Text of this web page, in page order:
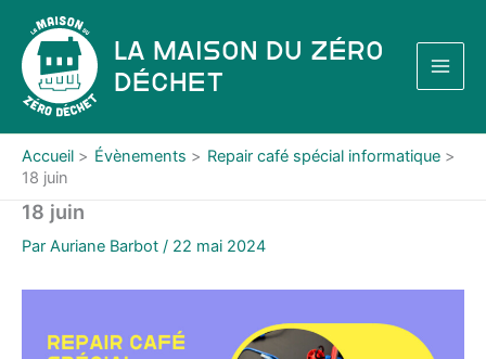
contenu
La Maison du Zéro
Déchet
Accueil Évènements
Repair café spécial informatique
18 juin
18 juin
Par Auriane Barbot / 22 mai 2024